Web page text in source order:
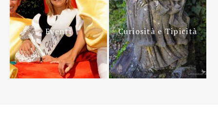
Eventi Curiosità e Tipicità